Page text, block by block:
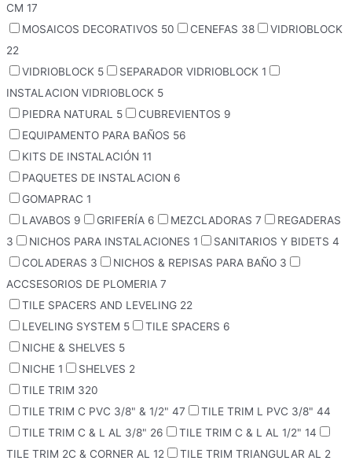
CM 17
MOSAICOS DECORATIVOS 50 CENEFAS 38
VIDRIOBLOCK
22
VIDRIOBLOCK 5 SEPARADOR VIDRIOBLOCK 1
INSTALACION VIDRIOBLOCK 5
PIEDRA NATURAL 5 CUBREVIENTOS 9
EQUIPAMENTO PARA BAÑOS 56
KITS DE INSTALACIÓN 11
PAQUETES DE INSTALACION 6
GOMAPRAC 1
LAVABOS 9 GRIFERÍA 6 MEZCLADORAS 7
REGADERAS
3
NICHOS PARA INSTALACIONES 1 SANITARIOS Y BIDETS 4
COLADERAS 3 NICHOS & REPISAS PARA BAÑO 3
ACCSESORIOS DE PLOMERIA 7
TILE SPACERS AND LEVELING 22
LEVELING SYSTEM 5 TILE SPACERS 6
NICHE & SHELVES 5
NICHE 1 SHELVES 2
TILE TRIM 320
TILE TRIM C PVC 3/8" & 1/2" 47 TILE TRIM L PVC 3/8" 44
TILE TRIM C & L AL 3/8" 26 TILE TRIM C & L AL 1/2" 14
TILE TRIM 2C & CORNER AL 12 TILE TRIM TRIANGULAR AL 2